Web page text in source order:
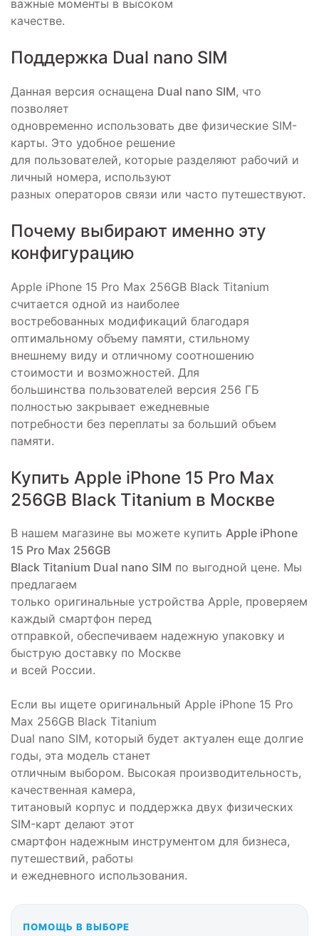
важные моменты в высоком
качестве.
Поддержка Dual nano SIM
Данная версия оснащена Dual nano SIM, что
позволяет
одновременно использовать две физические SIM-
карты. Это удобное решение
для пользователей, которые разделяют рабочий и
личный номера, используют
разных операторов связи или часто путешествуют.
Почему выбирают именно эту
конфигурацию
Apple iPhone 15 Pro Max 256GB Black Titanium
считается одной из наиболее
востребованных модификаций благодаря
оптимальному объему памяти, стильному
внешнему виду и отличному соотношению
стоимости и возможностей. Для
большинства пользователей версия 256 ГБ
полностью закрывает ежедневные
потребности без переплаты за больший объем
памяти.
Купить Apple iPhone 15 Pro Max
256GB Black Titanium в Москве
В нашем магазине вы можете купить Apple iPhone
15 Pro Max 256GB
Black Titanium Dual nano SIM по выгодной цене. Мы
предлагаем
только оригинальные устройства Apple, проверяем
каждый смартфон перед
отправкой, обеспечиваем надежную упаковку и
быструю доставку по Москве
и всей России.
Если вы ищете оригинальный Apple iPhone 15 Pro
Max 256GB Black Titanium
Dual nano SIM, который будет актуален еще долгие
годы, эта модель станет
отличным выбором. Высокая производительность,
качественная камера,
титановый корпус и поддержка двух физических
SIM-карт делают этот
смартфон надежным инструментом для бизнеса,
путешествий, работы
и ежедневного использования.
ПОМОЩЬ В ВЫБОРЕ